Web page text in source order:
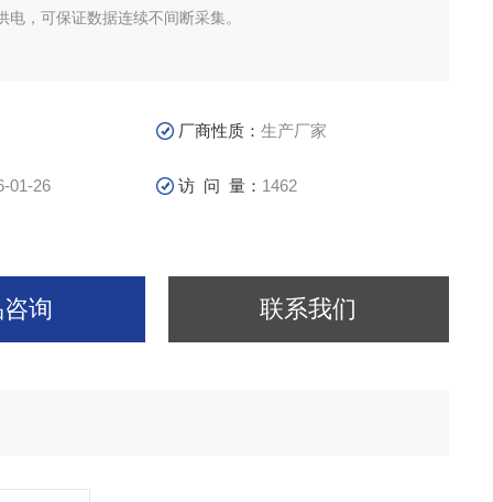
电，可保证数据连续不间断采集。
厂商性质：生产厂家
01-26 访 问 量： 1462
询 联系我们